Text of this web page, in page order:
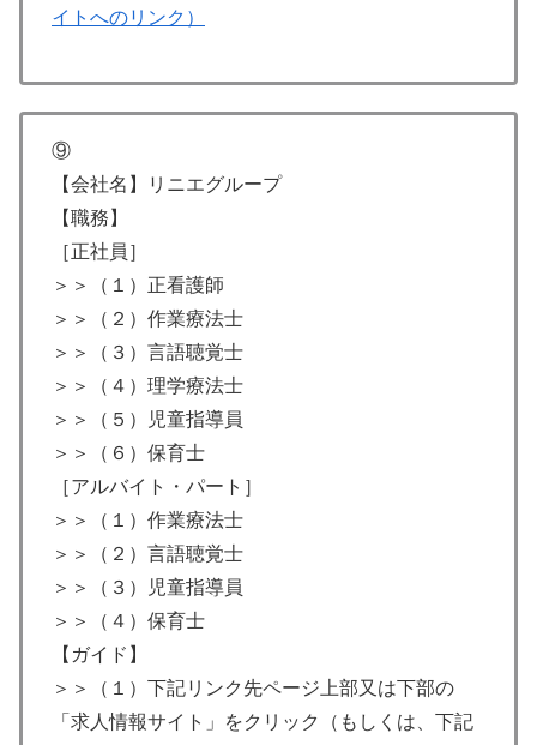
イトへのリンク）
⑨
【会社名】リニエグループ
【職務】
［正社員］
＞＞（１）正看護師
＞＞（２）作業療法士
＞＞（３）言語聴覚士
＞＞（４）理学療法士
＞＞（５）児童指導員
＞＞（６）保育士
［アルバイト・パート］
＞＞（１）作業療法士
＞＞（２）言語聴覚士
＞＞（３）児童指導員
＞＞（４）保育士
【ガイド】
＞＞（１）下記リンク先ページ上部又は下部の
「求人情報サイト」をクリック（もしくは、下記